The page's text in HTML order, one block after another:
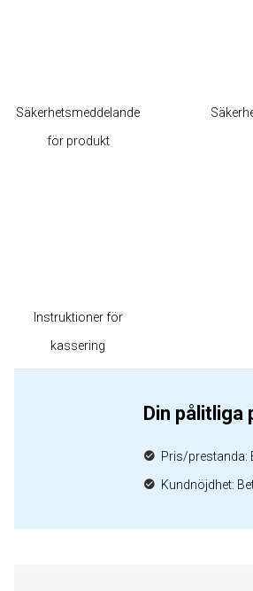
Säkerhetsmeddelande
för produkt
Instruktioner för
kassering
Din pålitliga
Pris/prestanda:
Kundnöjdhet: